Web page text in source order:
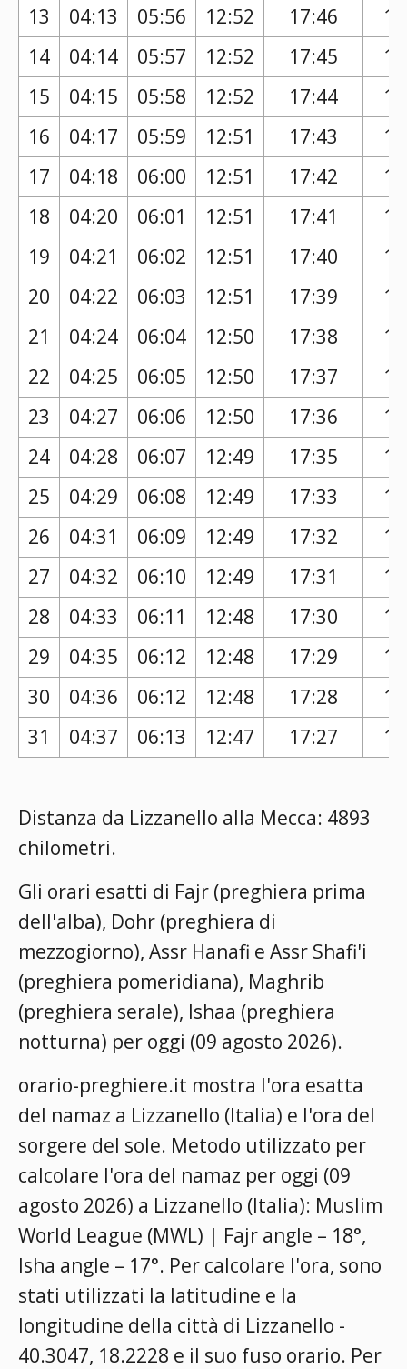
13 04:13 05:56 12:52 17:46
14
04:14 05:57 12:52 17:45
15
04:15 05:58 12:52 17:44
16
04:17 05:59 12:51 17:43
17
04:18 06:00 12:51 17:42
18
04:20 06:01 12:51 17:41
19
04:21 06:02 12:51 17:40
20
04:22 06:03 12:51 17:39
21
04:24 06:04 12:50 17:38
22
04:25 06:05 12:50 17:37
23
04:27 06:06 12:50 17:36
24
04:28 06:07 12:49 17:35
25
04:29 06:08 12:49 17:33
26
04:31 06:09 12:49 17:32
27
04:32 06:10 12:49 17:31
28
04:33 06:11 12:48 17:30
29
04:35 06:12 12:48 17:29
30
04:36 06:12 12:48 17:28
31
04:37 06:13 12:47 17:27
Distanza da Lizzanello alla Mecca: 4893
chilometri.
Gli orari esatti di Fajr (preghiera prima
dell'alba), Dohr (preghiera di
mezzogiorno), Assr Hanafi e Assr Shafi'i
(preghiera pomeridiana), Maghrib
(preghiera serale), Ishaa (preghiera
notturna) per oggi (09 agosto 2026).
orario-preghiere.it mostra l'ora esatta
del namaz a Lizzanello (Italia) e l'ora del
sorgere del sole. Metodo utilizzato per
calcolare l'ora del namaz per oggi (09
agosto 2026) a Lizzanello (Italia): Muslim
World League (MWL) | Fajr angle – 18°,
Isha angle – 17°. Per calcolare l'ora, sono
stati utilizzati la latitudine e la
longitudine della città di Lizzanello -
40.3047, 18.2228 e il suo fuso orario. Per